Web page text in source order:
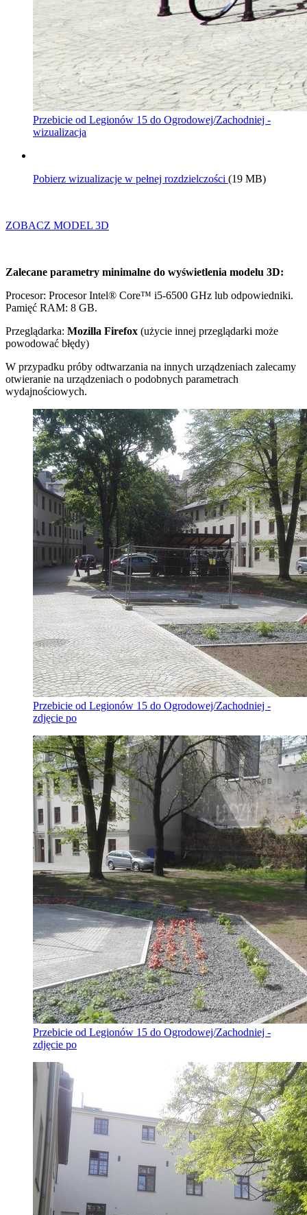
Przebicie od Legionów 15 do Ogrodowej/Zachodniej -
wizualizacja
Pobierz wizualizacje w pełnej rozdzielczości (19 MB)
ZOBACZ MODEL 3D
Zalecane parametry minimalne do wyświetlenia modelu 3D:
Procesor: Procesor Intel® Core™ i5-6500 GHz lub odpowiedniki.
Pamięć RAM: 8 GB.
Przeglądarka: Mozilla Firefox (użycie innej przeglądarki może
powodować błędy)
W przypadku próby odtwarzania na innych urządzeniach zalecamy
otwieranie na urządzeniach o podobnych parametrach
wydajnościowych.
Przebicie od Legionów 15 do Ogrodowej/Zachodniej -
zdjęcie po
Przebicie od Legionów 15 do Ogrodowej/Zachodniej -
zdjęcie po